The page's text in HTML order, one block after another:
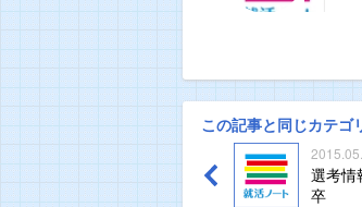
この記事と同じカテゴ
選考情
卒